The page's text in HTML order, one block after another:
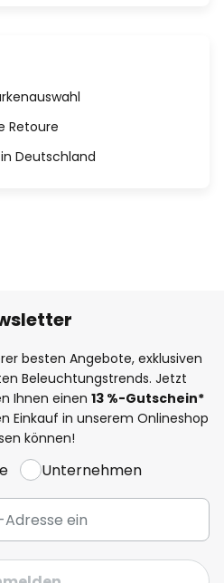
Retoure
in Deutschland
besten Angebote, exklusiven
Beleuchtungstrends. Jetzt
Ihnen einen 13 %-Gutschein*
Einkauf in unserem Onlineshop
können!
Unternehmen